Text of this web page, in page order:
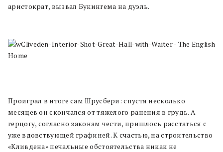
аристократ, вызвал Букингема на дуэль.
Проиграл в итоге сам Шрусбери: спустя несколько
месяцев он скончался от тяжелого ранения в грудь. А
герцогу, согласно законам чести, пришлось расстаться с
уже вдовствующей графиней. К счастью, на строительство
«Кливдена» печальные обстоятельства никак не